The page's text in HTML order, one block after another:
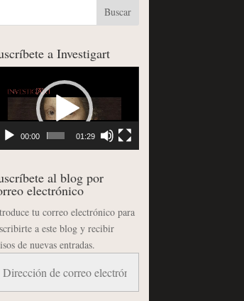
a Investigart
00:00 01:29
al blog por
electrónico
tu correo electrónico para
a este blog y recibir
de nuevas entradas.